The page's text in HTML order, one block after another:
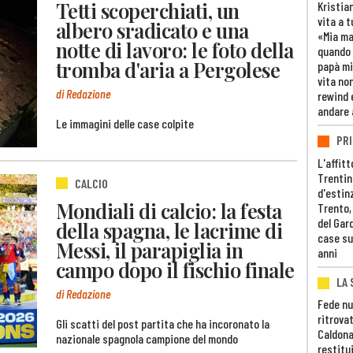
Tetti scoperchiati, un
albero sradicato e una
notte di lavoro: le foto della
tromba d'aria a Pergolese
di Redazione
Le immagini delle case colpite
CALCIO
Mondiali di calcio: la festa
della spagna, le lacrime di
Messi, il parapiglia in
campo dopo il fischio finale
di Redazione
Gli scatti del post partita che ha incoronato la
nazionale spagnola campione del mondo
vita a
«Mia
papà
vita
rewind
del
case
anni
LA
Fede